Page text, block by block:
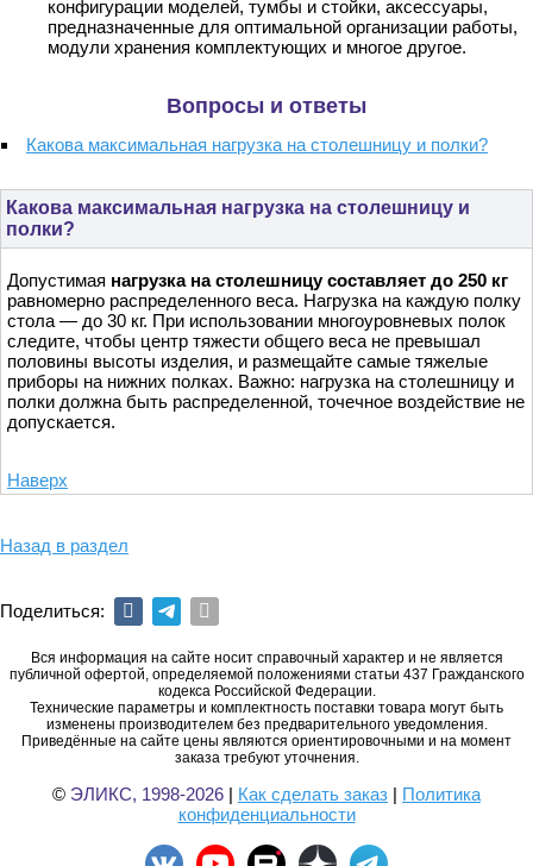
конфигурации моделей, тумбы и стойки, аксессуары,
предназначенные для оптимальной организации работы,
модули хранения комплектующих и многое другое.
Вопросы и ответы
Какова максимальная нагрузка на столешницу и полки?
Какова максимальная нагрузка на столешницу и
полки?
Допустимая нагрузка на столешницу составляет до 250 кг
равномерно распределенного веса. Нагрузка на каждую полку
стола — до 30 кг. При использовании многоуровневых полок
следите, чтобы центр тяжести общего веса не превышал
половины высоты изделия, и размещайте самые тяжелые
приборы на нижних полках. Важно: нагрузка на столешницу и
полки должна быть распределенной, точечное воздействие не
допускается.
Наверх
Назад в раздел
Поделиться:
Вся информация на сайте носит справочный характер и не является
публичной офертой, определяемой положениями статьи 437 Гражданского
кодекса Российской Федерации.
Технические параметры и комплектность поставки товара могут быть
изменены производителем без предварительного уведомления.
Приведённые на сайте цены являются ориентировочными и на момент
заказа требуют уточнения.
© ЭЛИКС, 1998-2026 | Как сделать заказ | Политика
конфиденциальности